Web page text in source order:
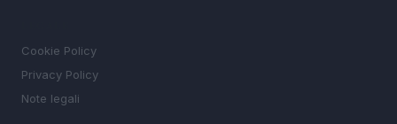
Cookie Policy
Privacy Policy
Note legali